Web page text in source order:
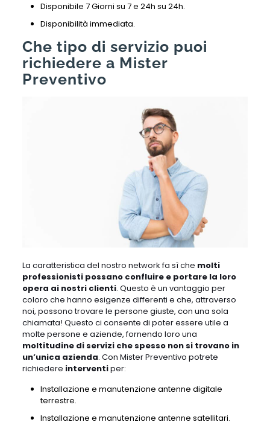
Disponibile 7 Giorni su 7 e 24h su 24h.
Disponibilità immediata.
Che tipo di servizio puoi
richiedere a Mister
Preventivo
La caratteristica del nostro network fa sì che molti
professionisti possano confluire e portare la loro
opera ai nostri clienti. Questo è un vantaggio per
coloro che hanno esigenze differenti e che, attraverso
noi, possono trovare le persone giuste, con una sola
chiamata! Questo ci consente di poter essere utile a
molte persone e aziende, fornendo loro una
moltitudine di servizi che spesso non si trovano in
un’unica azienda. Con Mister Preventivo potrete
richiedere interventiper:
Installazione e manutenzione antenne digitale
terrestre.
Installazione e manutenzione antenne satellitari.